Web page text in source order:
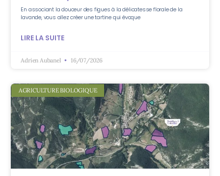
En associant la douceur des figues à la délicatesse florale de la
lavande, vous allez créer une tartine qui évoque
LIRE LA SUITE
Adrien Aubanel 16/07/2026
AGRICULTURE BIOLOGIQUE